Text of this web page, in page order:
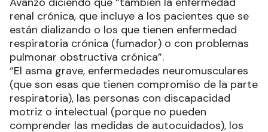
renal crónica, que incluye a los pacientes que se
están dializando o los que tienen enfermedad
respiratoria crónica (fumador) o con problemas
pulmonar obstructiva crónica”.
“El asma grave, enfermedades neuromusculares
(que son esas que tienen compromiso de la parte
respiratoria), las personas con discapacidad
motriz o intelectual (porque no pueden
comprender las medidas de autocuidados), los